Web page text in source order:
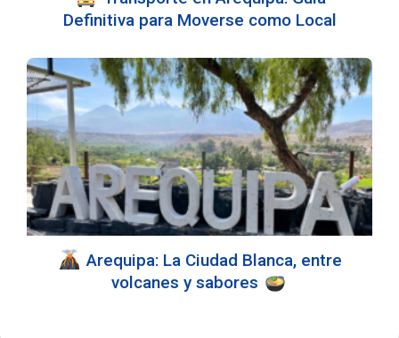
Definitiva para Moverse como Local
Arequipa: La Ciudad Blanca, entre
volcanes y sabores